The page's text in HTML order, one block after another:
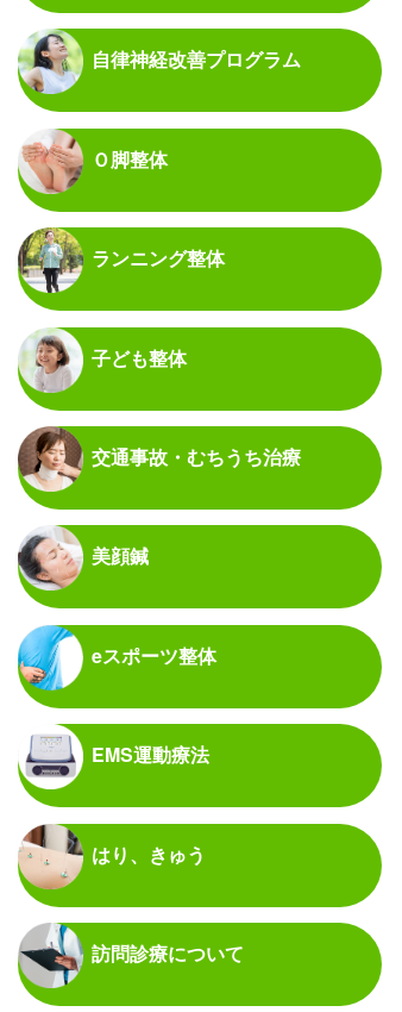
自律神経改善プログラム
Ｏ脚整体
ランニング整体
子ども整体
交通事故・むちうち治療
美顔鍼
eスポーツ整体
EMS運動療法
はり、きゅう
訪問診療について